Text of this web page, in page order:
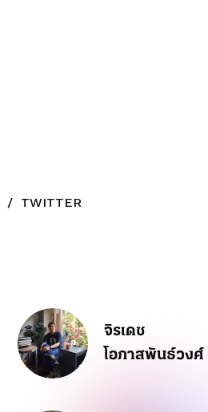
/ TWITTER
จิรเดช
โอภาสพันธ์วงศ์